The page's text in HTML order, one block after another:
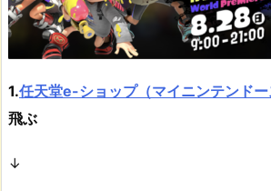
1.任天堂e-ショップ（マイニンテンドー
飛ぶ
↓